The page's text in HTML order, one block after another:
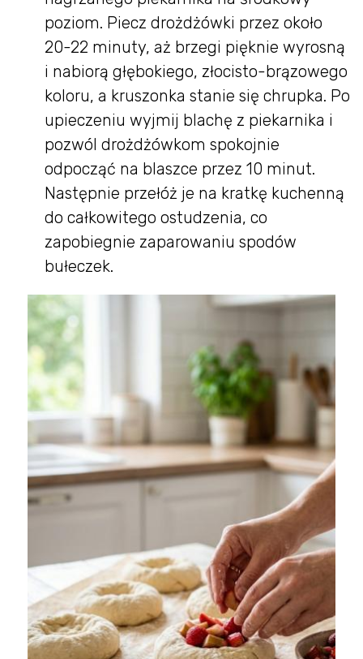
poziom. Piecz drożdżówki przez około
20-22 minuty, aż brzegi pięknie wyrosną
i nabiorą głębokiego, złocisto-brązowego
koloru, a kruszonka stanie się chrupka. Po
upieczeniu wyjmij blachę z piekarnika i
pozwól drożdżówkom spokojnie
odpocząć na blaszce przez 10 minut.
Następnie przełóż je na kratkę kuchenną
do całkowitego ostudzenia, co
zapobiegnie zaparowaniu spodów
bułeczek.